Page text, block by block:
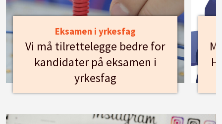
Eksamen i yrkesfag
Vi må tilrettelegge bedre for
kandidater på eksamen i
yrkesfag